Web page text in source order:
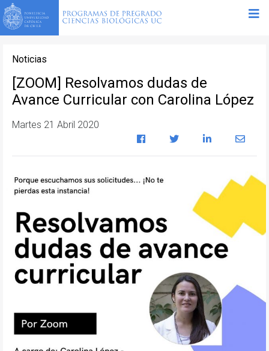
Noticias
[ZOOM] Resolvamos dudas de
Avance Curricular con Carolina López
Martes 21 Abril 2020